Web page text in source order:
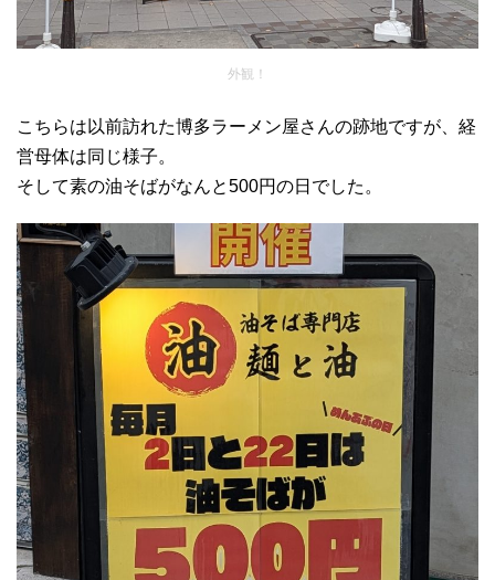
外観！
こちらは以前訪れた博多ラーメン屋さんの跡地ですが、経
営母体は同じ様子。
そして素の油そばがなんと500円の日でした。